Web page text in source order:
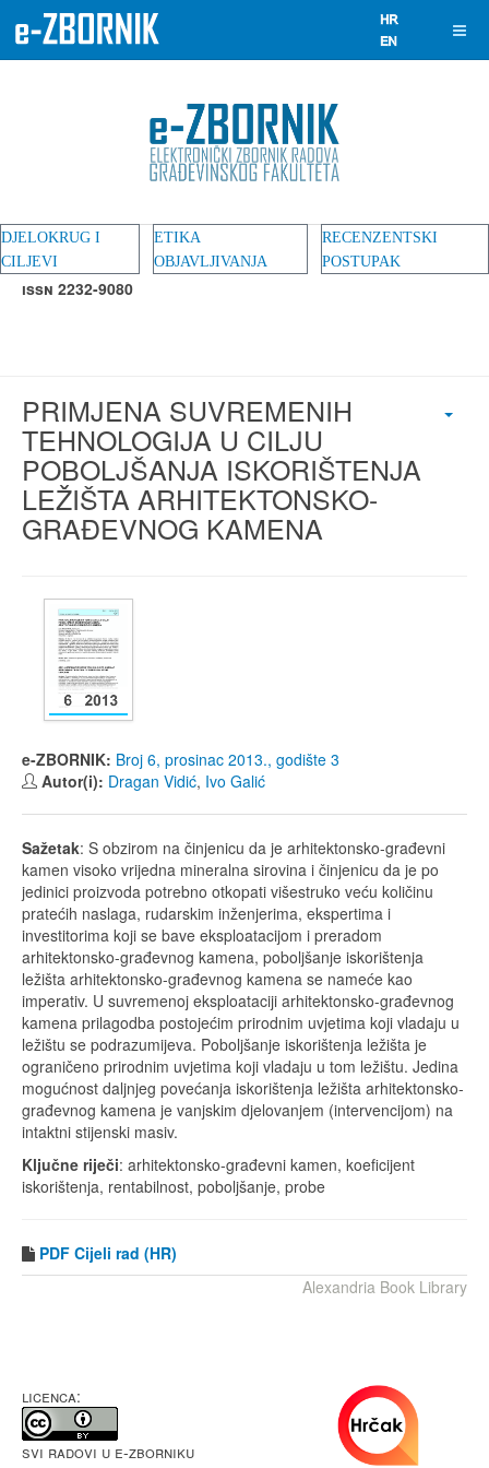
DJELOKRUG I
CILJEVI
ETIKA
OBJAVLJIVANJA
RECENZENTSKI
POSTUPAK
ISSN 2232-9080
PRIMJENA SUVREMENIH
TEHNOLOGIJA U CILJU
POBOLJŠANJA ISKORIŠTENJA
LEŽIŠTA ARHITEKTONSKO-
GRAĐEVNOG KAMENA
e-ZBORNIK: Broj 6, prosinac 2013., godište 3
Autor(i): Dragan Vidić, Ivo Galić
Sažetak: S obzirom na činjenicu da je arhitektonsko-građevni
kamen visoko vrijedna mineralna sirovina i činjenicu da je po
jedinici proizvoda potrebno otkopati višestruko veću količinu
pratećih naslaga, rudarskim inženjerima, ekspertima i
investitorima koji se bave eksploatacijom i preradom
arhitektonsko-građevnog kamena, poboljšanje iskorištenja
ležišta arhitektonsko-građevnog kamena se nameće kao
imperativ. U suvremenoj eksploataciji arhitektonsko-građevnog
kamena prilagodba postojećim prirodnim uvjetima koji vladaju u
ležištu se podrazumijeva. Poboljšanje iskorištenja ležišta je
ograničeno prirodnim uvjetima koji vladaju u tom ležištu. Jedina
mogućnost daljnjeg povećanja iskorištenja ležišta arhitektonsko-
građevnog kamena je vanjskim djelovanjem (intervencijom) na
intaktni stijenski masiv.
Ključne riječi: arhitektonsko-građevni kamen, koeficijent
iskorištenja, rentabilnost, poboljšanje, probe
PDF Cijeli rad (HR)
Alexandria Book Library
LICENCA:
Svi radovi u e-Zborniku